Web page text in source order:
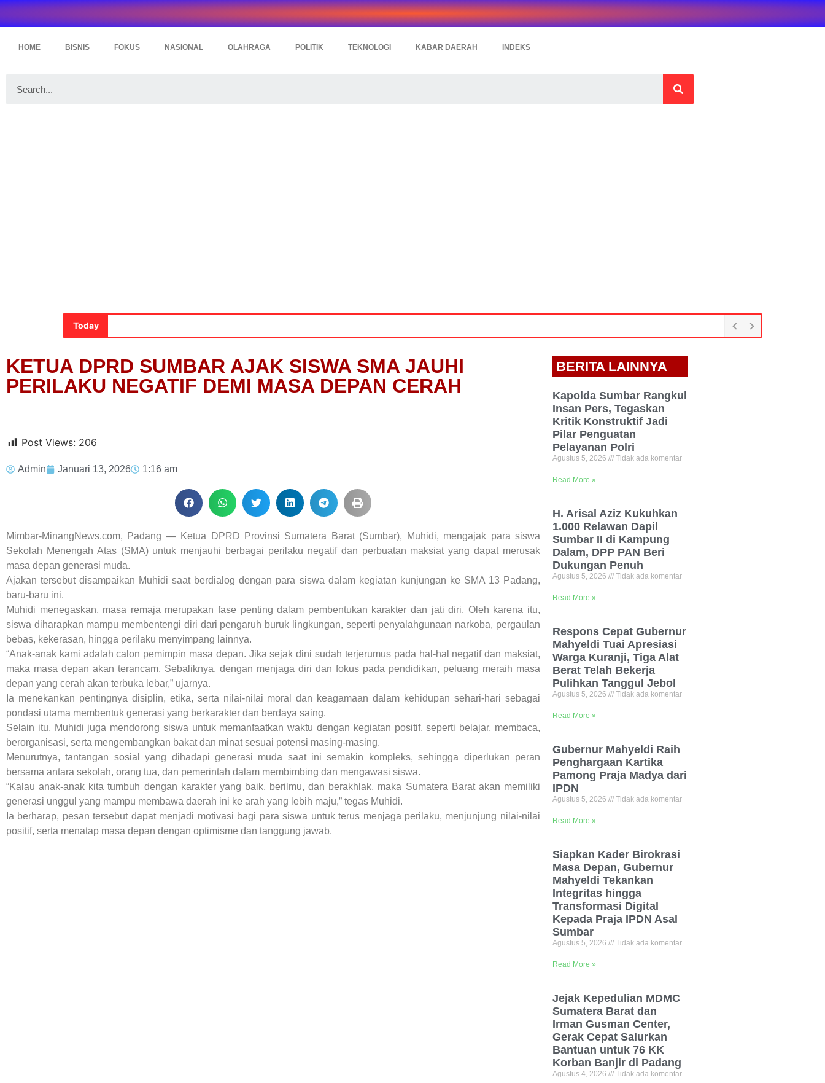
HOME BISNIS FOKUS NASIONAL OLAHRAGA POLITIK TEKNOLOGI KABAR DAERAH INDEKS
Today
KETUA DPRD SUMBAR AJAK SISWA SMA JAUHI
PERILAKU NEGATIF DEMI MASA DEPAN CERAH
Post Views: 206
Admin Januari 13, 2026 1:16 am
Mimbar-MinangNews.com, Padang — Ketua DPRD Provinsi Sumatera Barat (Sumbar), Muhidi, mengajak para siswa
Sekolah Menengah Atas (SMA) untuk menjauhi berbagai perilaku negatif dan perbuatan maksiat yang dapat merusak
masa depan generasi muda.
Ajakan tersebut disampaikan Muhidi saat berdialog dengan para siswa dalam kegiatan kunjungan ke SMA 13 Padang,
baru-baru ini.
Muhidi menegaskan, masa remaja merupakan fase penting dalam pembentukan karakter dan jati diri. Oleh karena itu,
siswa diharapkan mampu membentengi diri dari pengaruh buruk lingkungan, seperti penyalahgunaan narkoba, pergaulan
bebas, kekerasan, hingga perilaku menyimpang lainnya.
“Anak-anak kami adalah calon pemimpin masa depan. Jika sejak dini sudah terjerumus pada hal-hal negatif dan maksiat,
maka masa depan akan terancam. Sebaliknya, dengan menjaga diri dan fokus pada pendidikan, peluang meraih masa
depan yang cerah akan terbuka lebar,” ujarnya.
Ia menekankan pentingnya disiplin, etika, serta nilai-nilai moral dan keagamaan dalam kehidupan sehari-hari sebagai
pondasi utama membentuk generasi yang berkarakter dan berdaya saing.
Selain itu, Muhidi juga mendorong siswa untuk memanfaatkan waktu dengan kegiatan positif, seperti belajar, membaca,
berorganisasi, serta mengembangkan bakat dan minat sesuai potensi masing-masing.
Menurutnya, tantangan sosial yang dihadapi generasi muda saat ini semakin kompleks, sehingga diperlukan peran
bersama antara sekolah, orang tua, dan pemerintah dalam membimbing dan mengawasi siswa.
“Kalau anak-anak kita tumbuh dengan karakter yang baik, berilmu, dan berakhlak, maka Sumatera Barat akan memiliki
generasi unggul yang mampu membawa daerah ini ke arah yang lebih maju,” tegas Muhidi.
Ia berharap, pesan tersebut dapat menjadi motivasi bagi para siswa untuk terus menjaga perilaku, menjunjung nilai-nilai
positif, serta menatap masa depan dengan optimisme dan tanggung jawab.
BERITA LAINNYA
Kapolda Sumbar Rangkul
Insan Pers, Tegaskan
Kritik Konstruktif Jadi
Pilar Penguatan
Pelayanan Polri
Agustus 5, 2026 Tidak ada komentar
Read More »
H. Arisal Aziz Kukuhkan
1.000 Relawan Dapil
Sumbar II di Kampung
Dalam, DPP PAN Beri
Dukungan Penuh
Agustus 5, 2026 Tidak ada komentar
Read More »
Respons Cepat Gubernur
Mahyeldi Tuai Apresiasi
Warga Kuranji, Tiga Alat
Berat Telah Bekerja
Pulihkan Tanggul Jebol
Agustus 5, 2026 Tidak ada komentar
Read More »
Gubernur Mahyeldi Raih
Penghargaan Kartika
Pamong Praja Madya dari
IPDN
Agustus 5, 2026 Tidak ada komentar
Read More »
Siapkan Kader Birokrasi
Masa Depan, Gubernur
Mahyeldi Tekankan
Integritas hingga
Transformasi Digital
Kepada Praja IPDN Asal
Sumbar
Agustus 5, 2026 Tidak ada komentar
Read More »
Jejak Kepedulian MDMC
Sumatera Barat dan
Irman Gusman Center,
Gerak Cepat Salurkan
Bantuan untuk 76 KK
Korban Banjir di Padang
Agustus 4, 2026 Tidak ada komentar